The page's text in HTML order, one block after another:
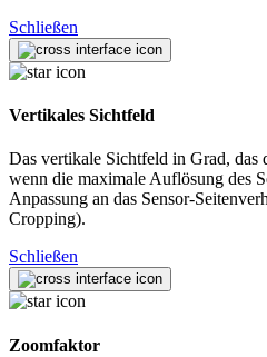
Schließen
Vertikales Sichtfeld
Das vertikale Sichtfeld in Grad, das
wenn die maximale Auflösung des
Anpassung an das Sensor-
Cropping).
Schließen
Zoomfaktor